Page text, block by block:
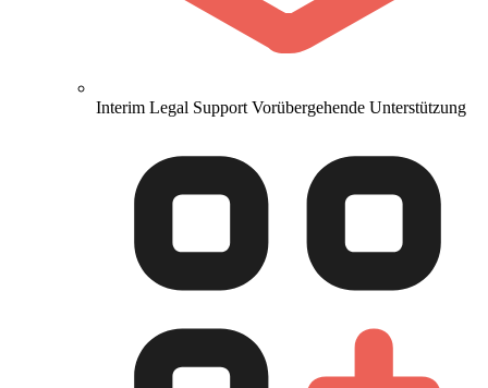
Interim Legal Support Vorübergehende Unterstützung